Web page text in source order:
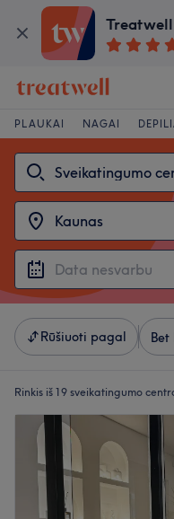
Treatwell
PLAUKAI NAGAI
Rūšiuoti pagal Bet
Rinkis iš 19 sveikatingumo